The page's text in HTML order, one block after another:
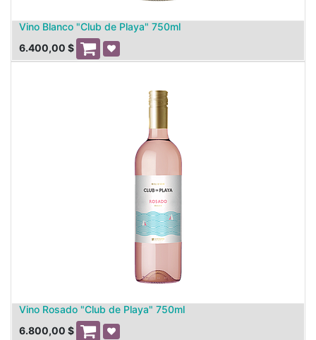
Vino Blanco "Club de Playa" 750ml
6.400,00 $
Vino Rosado "Club de Playa" 750ml
6.800,00 $